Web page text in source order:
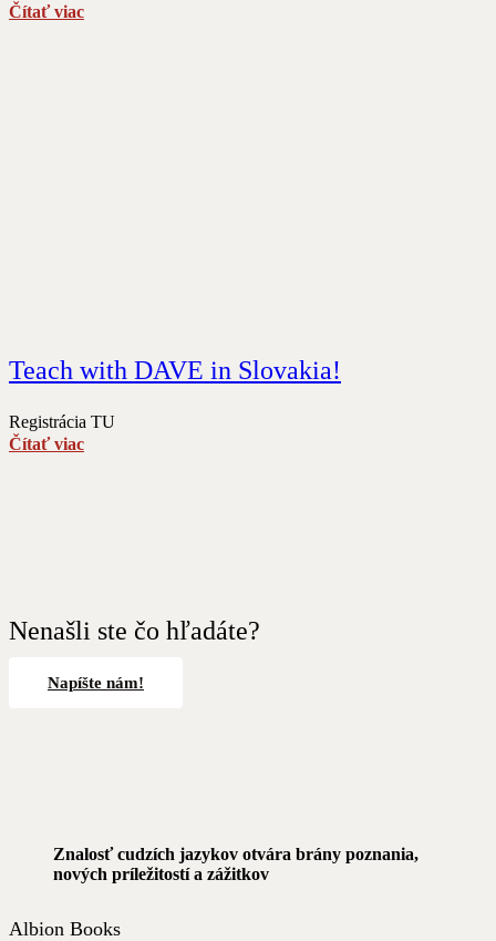
Čítať viac
Teach with DAVE in Slovakia!
Registrácia TU
Čítať viac
Nenašli ste čo hľadáte?
Napíšte nám!
Znalosť cudzích jazykov otvára brány poznania,
nových príležitostí a zážitkov
Albion Books